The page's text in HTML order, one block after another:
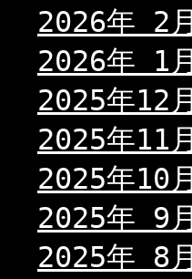
2026年 2月
2026年 1月
2025年12月
2025年11月
2025年10月
2025年 9月
2025年 8月